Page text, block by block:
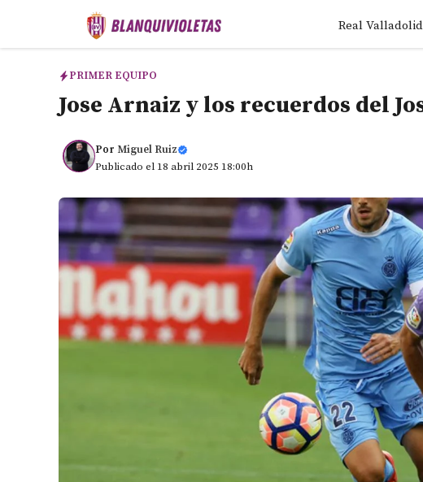
Real Valladolid
PRIMER EQUIPO
Jose Arnaiz y los recuerdos del
Por Miguel Ruiz
Publicado el 18 abril 2025 18:00h